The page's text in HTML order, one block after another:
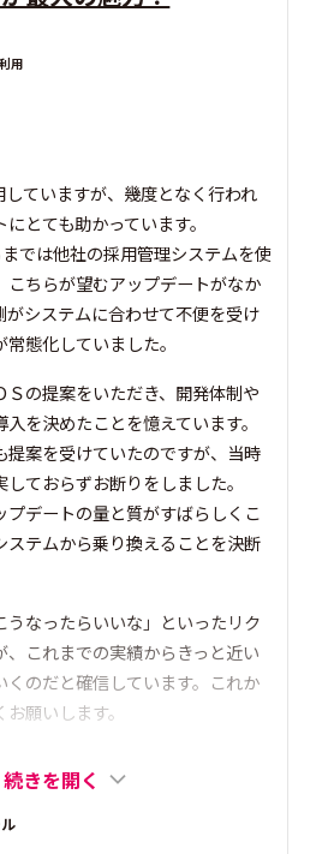
用
ていますが、幾度となく行われ
とても助かっています。
では他社の採用管理システムを使
こちらが望むアップデートがなか
がシステムに合わせて不便を受け
態化していました。
Ｓの提案をいただき、開発体制や
を決めたことを憶えています。
提案を受けていたのですが、当時
ておらずお断りをしました。
プデートの量と質がすばらしくこ
ステムから乗り換えることを決断
うなったらいいな」といったリク
、これまでの実績からきっと近い
くのだと確信しています。これか
願いします。
続きを開く